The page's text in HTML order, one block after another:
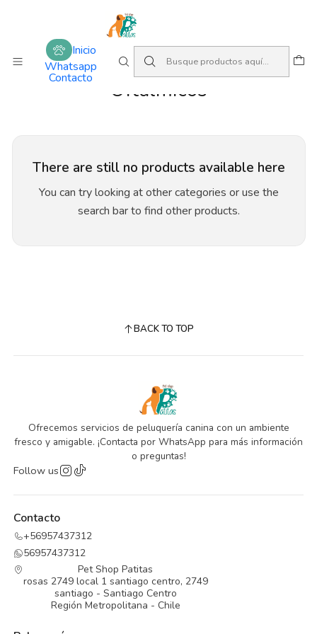
Inicio
Whatsapp
Contacto
Amamos lo que hacemos
Medicamento
Oftálmicos
There are still no products available here
You can try looking at other categories or use the
search bar to find other products.
BACK TO TOP
Ofrecemos servicios de peluquería canina con un ambiente
fresco y amigable. ¡Contacta por WhatsApp para más información
o preguntas!
Follow us
Contacto
+56957437312
56957437312
Pet Shop Patitas
rosas 2749 local 1 santiago centro, 2749
santiago - Santiago Centro
Región Metropolitana - Chile